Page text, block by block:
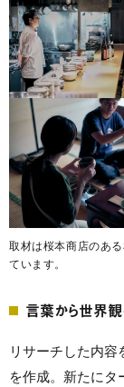
取材は桜本商店のあ
ています。
言葉から世界観
リサーチした内容
を作成。新たにタ